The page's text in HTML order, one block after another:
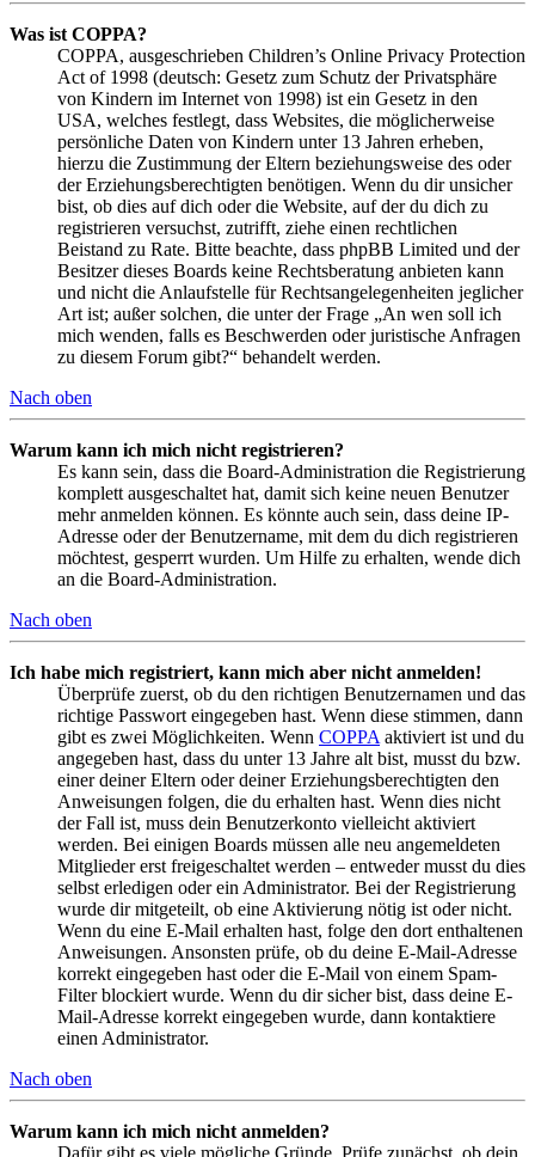
Was ist COPPA?
COPPA, ausgeschrieben Children’s Online Privacy Protection
Act of 1998 (deutsch: Gesetz zum Schutz der Privatsphäre
von Kindern im Internet von 1998) ist ein Gesetz in den
USA, welches festlegt, dass Websites, die möglicherweise
persönliche Daten von Kindern unter 13 Jahren erheben,
hierzu die Zustimmung der Eltern beziehungsweise des oder
der Erziehungsberechtigten benötigen. Wenn du dir unsicher
bist, ob dies auf dich oder die Website, auf der du dich zu
registrieren versuchst, zutrifft, ziehe einen rechtlichen
Beistand zu Rate. Bitte beachte, dass phpBB Limited und der
Besitzer dieses Boards keine Rechtsberatung anbieten kann
und nicht die Anlaufstelle für Rechtsangelegenheiten jeglicher
Art ist; außer solchen, die unter der Frage „An wen soll ich
mich wenden, falls es Beschwerden oder juristische Anfragen
zu diesem Forum gibt?“ behandelt werden.
Nach oben
Warum kann ich mich nicht registrieren?
Es kann sein, dass die Board-Administration die Registrierung
komplett ausgeschaltet hat, damit sich keine neuen Benutzer
mehr anmelden können. Es könnte auch sein, dass deine IP-
Adresse oder der Benutzername, mit dem du dich registrieren
möchtest, gesperrt wurden. Um Hilfe zu erhalten, wende dich
an die Board-Administration.
Nach oben
Ich habe mich registriert, kann mich aber nicht anmelden!
Überprüfe zuerst, ob du den richtigen Benutzernamen und das
richtige Passwort eingegeben hast. Wenn diese stimmen, dann
gibt es zwei Möglichkeiten. Wenn COPPA aktiviert ist und du
angegeben hast, dass du unter 13 Jahre alt bist, musst du bzw.
einer deiner Eltern oder deiner Erziehungsberechtigten den
Anweisungen folgen, die du erhalten hast. Wenn dies nicht
der Fall ist, muss dein Benutzerkonto vielleicht aktiviert
werden. Bei einigen Boards müssen alle neu angemeldeten
Mitglieder erst freigeschaltet werden – entweder musst du dies
selbst erledigen oder ein Administrator. Bei der Registrierung
wurde dir mitgeteilt, ob eine Aktivierung nötig ist oder nicht.
Wenn du eine E-Mail erhalten hast, folge den dort enthaltenen
Anweisungen. Ansonsten prüfe, ob du deine E-Mail-Adresse
korrekt eingegeben hast oder die E-Mail von einem Spam-
Filter blockiert wurde. Wenn du dir sicher bist, dass deine E-
Mail-Adresse korrekt eingegeben wurde, dann kontaktiere
einen Administrator.
Nach oben
Warum kann ich mich nicht anmelden?
Dafür gibt es viele mögliche Gründe. Prüfe zunächst, ob dein